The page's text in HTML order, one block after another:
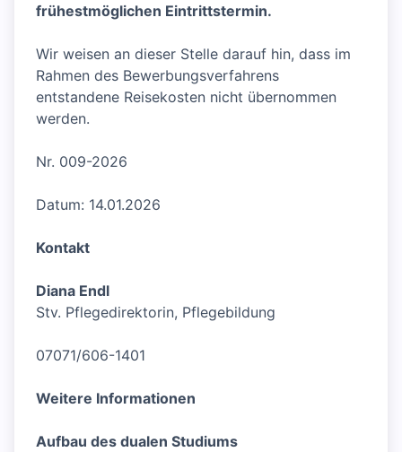
frühestmöglichen Eintrittstermin.
Wir weisen an dieser Stelle darauf hin, dass im
Rahmen des Bewerbungsverfahrens
entstandene Reisekosten nicht übernommen
werden.
Nr. 009-2026
Datum: 14.01.2026
Kontakt
Diana Endl
Stv. Pflegedirektorin, Pflegebildung
07071/606-1401
Weitere Informationen
Aufbau des dualen Studiums